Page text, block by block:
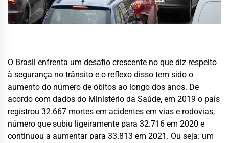
O Brasil enfrenta um desafio crescente no que diz respeito
à segurança no trânsito e o reflexo disso tem sido o
aumento do número de óbitos ao longo dos anos. De
acordo com dados do Ministério da Saúde, em 2019 o país
registrou 32.667 mortes em acidentes em vias e rodovias,
número que subiu ligeiramente para 32.716 em 2020 e
continuou a aumentar para 33.813 em 2021. Ou seja: um